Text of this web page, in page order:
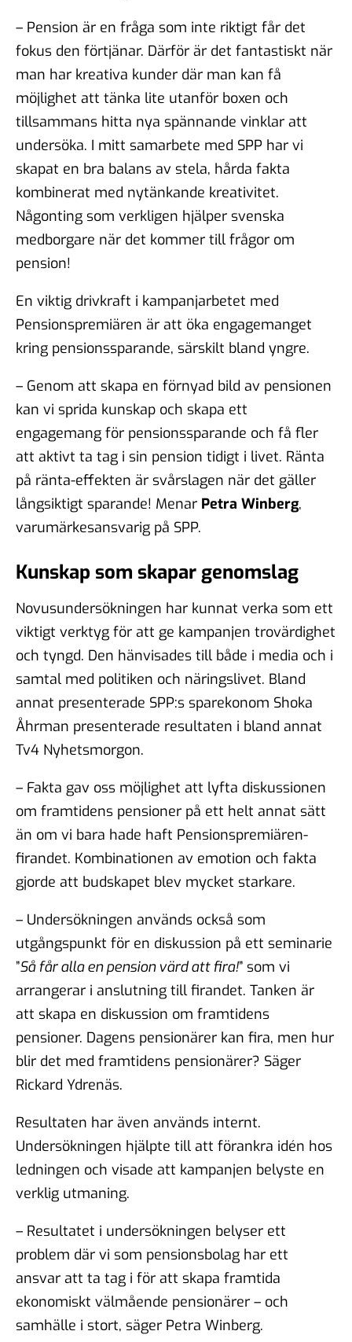
– Pension är en fråga som inte riktigt får det
fokus den förtjänar. Därför är det fantastiskt när
man har kreativa kunder där man kan få
möjlighet att tänka lite utanför boxen och
tillsammans hitta nya spännande vinklar att
undersöka. I mitt samarbete med SPP har vi
skapat en bra balans av stela, hårda fakta
kombinerat med nytänkande kreativitet.
Någonting som verkligen hjälper svenska
medborgare när det kommer till frågor om
pension!
En viktig drivkraft i kampanjarbetet med
Pensionspremiären är att öka engagemanget
kring pensionssparande, särskilt bland yngre.
– Genom att skapa en förnyad bild av pensionen
kan vi sprida kunskap och skapa ett
engagemang för pensionssparande och få fler
att aktivt ta tag i sin pension tidigt i livet. Ränta
på ränta-effekten är svårslagen när det gäller
långsiktigt sparande! Menar Petra Winberg,
varumärkesansvarig på SPP.
Kunskap som skapar genomslag
Novusundersökningen har kunnat verka som ett
viktigt verktyg för att ge kampanjen trovärdighet
och tyngd. Den hänvisades till både i media och i
samtal med politiken och näringslivet. Bland
annat presenterade SPP:s sparekonom Shoka
Åhrman presenterade resultaten i bland annat
Tv4 Nyhetsmorgon.
– Fakta gav oss möjlighet att lyfta diskussionen
om framtidens pensioner på ett helt annat sätt
än om vi bara hade haft Pensionspremiären-
firandet. Kombinationen av emotion och fakta
gjorde att budskapet blev mycket starkare.
– Undersökningen används också som
utgångspunkt för en diskussion på ett seminarie
”Så får alla en pension värd att fira!” som vi
arrangerar i anslutning till firandet. Tanken är
att skapa en diskussion om framtidens
pensioner. Dagens pensionärer kan fira, men hur
blir det med framtidens pensionärer? Säger
Rickard Ydrenäs.
Resultaten har även används internt.
Undersökningen hjälpte till att förankra idén hos
ledningen och visade att kampanjen belyste en
verklig utmaning.
– Resultatet i undersökningen belyser ett
problem där vi som pensionsbolag har ett
ansvar att ta tag i för att skapa framtida
ekonomiskt välmående pensionärer – och
samhälle i stort, säger Petra Winberg.